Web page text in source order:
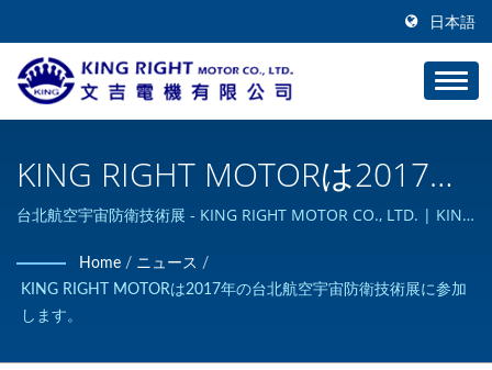
日本語
KING RIGHT MOTORは2017年
の台北航空宇宙＆防衛技術展
に参加します | 電動モーター -
スパーギアモーター＆DCモー
台北航空宇宙防衛技術展 - KING RIGHT MOTOR CO., LTD. | KING
あり、ISO 9001認証を取得しています。
Home / ニュース /
KING RIGHT MOTORは2017年の台北航空宇宙防衛技術展に参加
します。